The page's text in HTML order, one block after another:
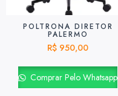
POLTRONA DIRETOR
PALERMO
R$ 950,00
Comprar Pelo Whatsapp